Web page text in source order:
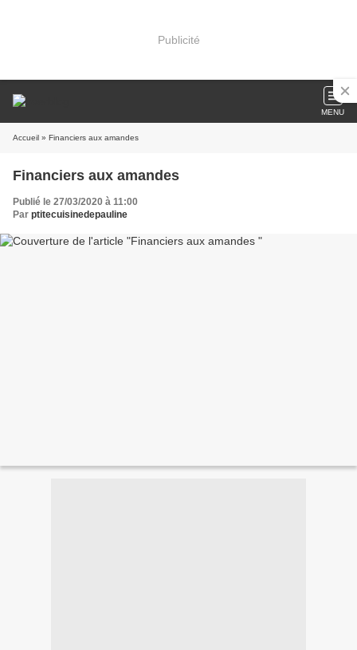
Publicité
MENU
Accueil » Financiers aux amandes
Financiers aux amandes
Publié le 27/03/2020 à 11:00
Par ptitecuisinedepauline